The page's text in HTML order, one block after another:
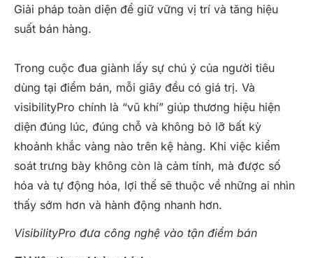
Giải pháp toàn diện để giữ vững vị trí và tăng hiệu
suất bán hàng.
Trong cuộc đua giành lấy sự chú ý của người tiêu
dùng tại điểm bán, mỗi giây đều có giá trị. Và
visibilityPro chính là “vũ khí” giúp thương hiệu hiện
diện đúng lúc, đúng chỗ và không bỏ lỡ bất kỳ
khoảnh khắc vàng nào trên kệ hàng. Khi việc kiểm
soát trưng bày không còn là cảm tính, mà được số
hóa và tự động hóa, lợi thế sẽ thuộc về những ai nhìn
thấy sớm hơn và hành động nhanh hơn.
VisibilityPro đưa công nghệ vào tận điểm bán